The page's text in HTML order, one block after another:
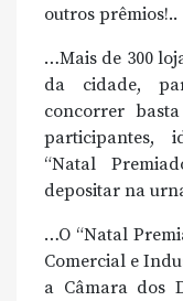
outros prêmios!..
…Mais de 300
da cidade,
concorrer
participantes,
“Natal
depositar na
…O “Natal
Comercial e
a Câmara dos